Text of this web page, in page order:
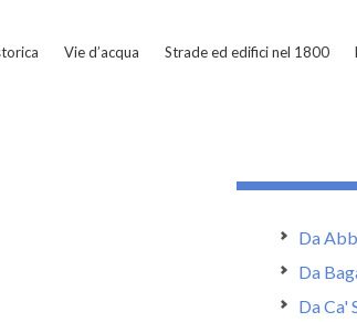
Vie d’acqua Strade ed edifici nel 1800
Da
Da
Da Ca'